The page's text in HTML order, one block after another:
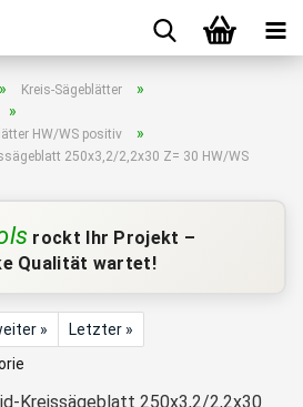
» Kreis-Sägeblätter »
»
HW/WS positiv »
250x3,2/2,2x30 Z= 30 HW/WS
rockt Ihr Projekt –
Qualität wartet!
»
Letzter »
Kreissägeblatt 250x3,2/2,2x30